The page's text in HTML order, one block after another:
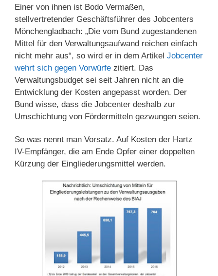
Einer von ihnen ist Bodo Vermaßen,
stellvertretender Geschäftsführer des Jobcenters
Mönchengladbach: „Die vom Bund zugestandenen
Mittel für den Verwaltungsaufwand reichen einfach
nicht mehr aus“, so wird er in dem Artikel Jobcenter
wehrt sich gegen Vorwürfe zitiert. Das
Verwaltungsbudget sei seit Jahren nicht an die
Entwicklung der Kosten angepasst worden. Der
Bund wisse, dass die Jobcenter deshalb zur
Umschichtung von Fördermitteln gezwungen seien.
So was nennt man Vorsatz. Auf Kosten der Hartz
IV-Empfänger, die am Ende Opfer einer doppelten
Kürzung der Eingliederungsmittel werden.